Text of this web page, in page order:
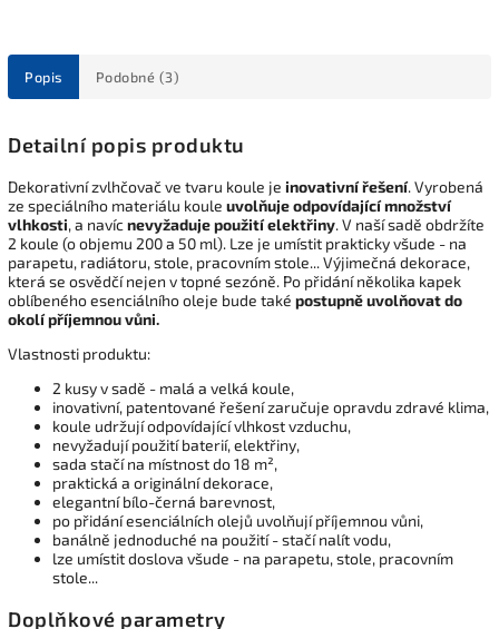
Popis Podobné (3)
Detailní popis produktu
Dekorativní zvlhčovač ve tvaru koule je inovativní řešení. Vyrobená
ze speciálního materiálu koule uvolňuje odpovídající množství
vlhkosti, a navíc nevyžaduje použití elektřiny. V naší sadě obdržíte
2 koule (o objemu 200 a 50 ml). Lze je umístit prakticky všude - na
parapetu, radiátoru, stole, pracovním stole... Výjimečná dekorace,
která se osvědčí nejen v topné sezóně. Po přidání několika kapek
oblíbeného esenciálního oleje bude také postupně uvolňovat do
okolí příjemnou vůni.
Vlastnosti produktu:
2 kusy v sadě - malá a velká koule,
inovativní, patentované řešení zaručuje opravdu zdravé klima,
koule udržují odpovídající vlhkost vzduchu,
nevyžadují použití baterií, elektřiny,
sada stačí na místnost do 18 m²,
praktická a originální dekorace,
elegantní bílo-černá barevnost,
po přidání esenciálních olejů uvolňují příjemnou vůni,
banálně jednoduché na použití - stačí nalít vodu,
lze umístit doslova všude - na parapetu, stole, pracovním
stole...
Doplňkové parametry